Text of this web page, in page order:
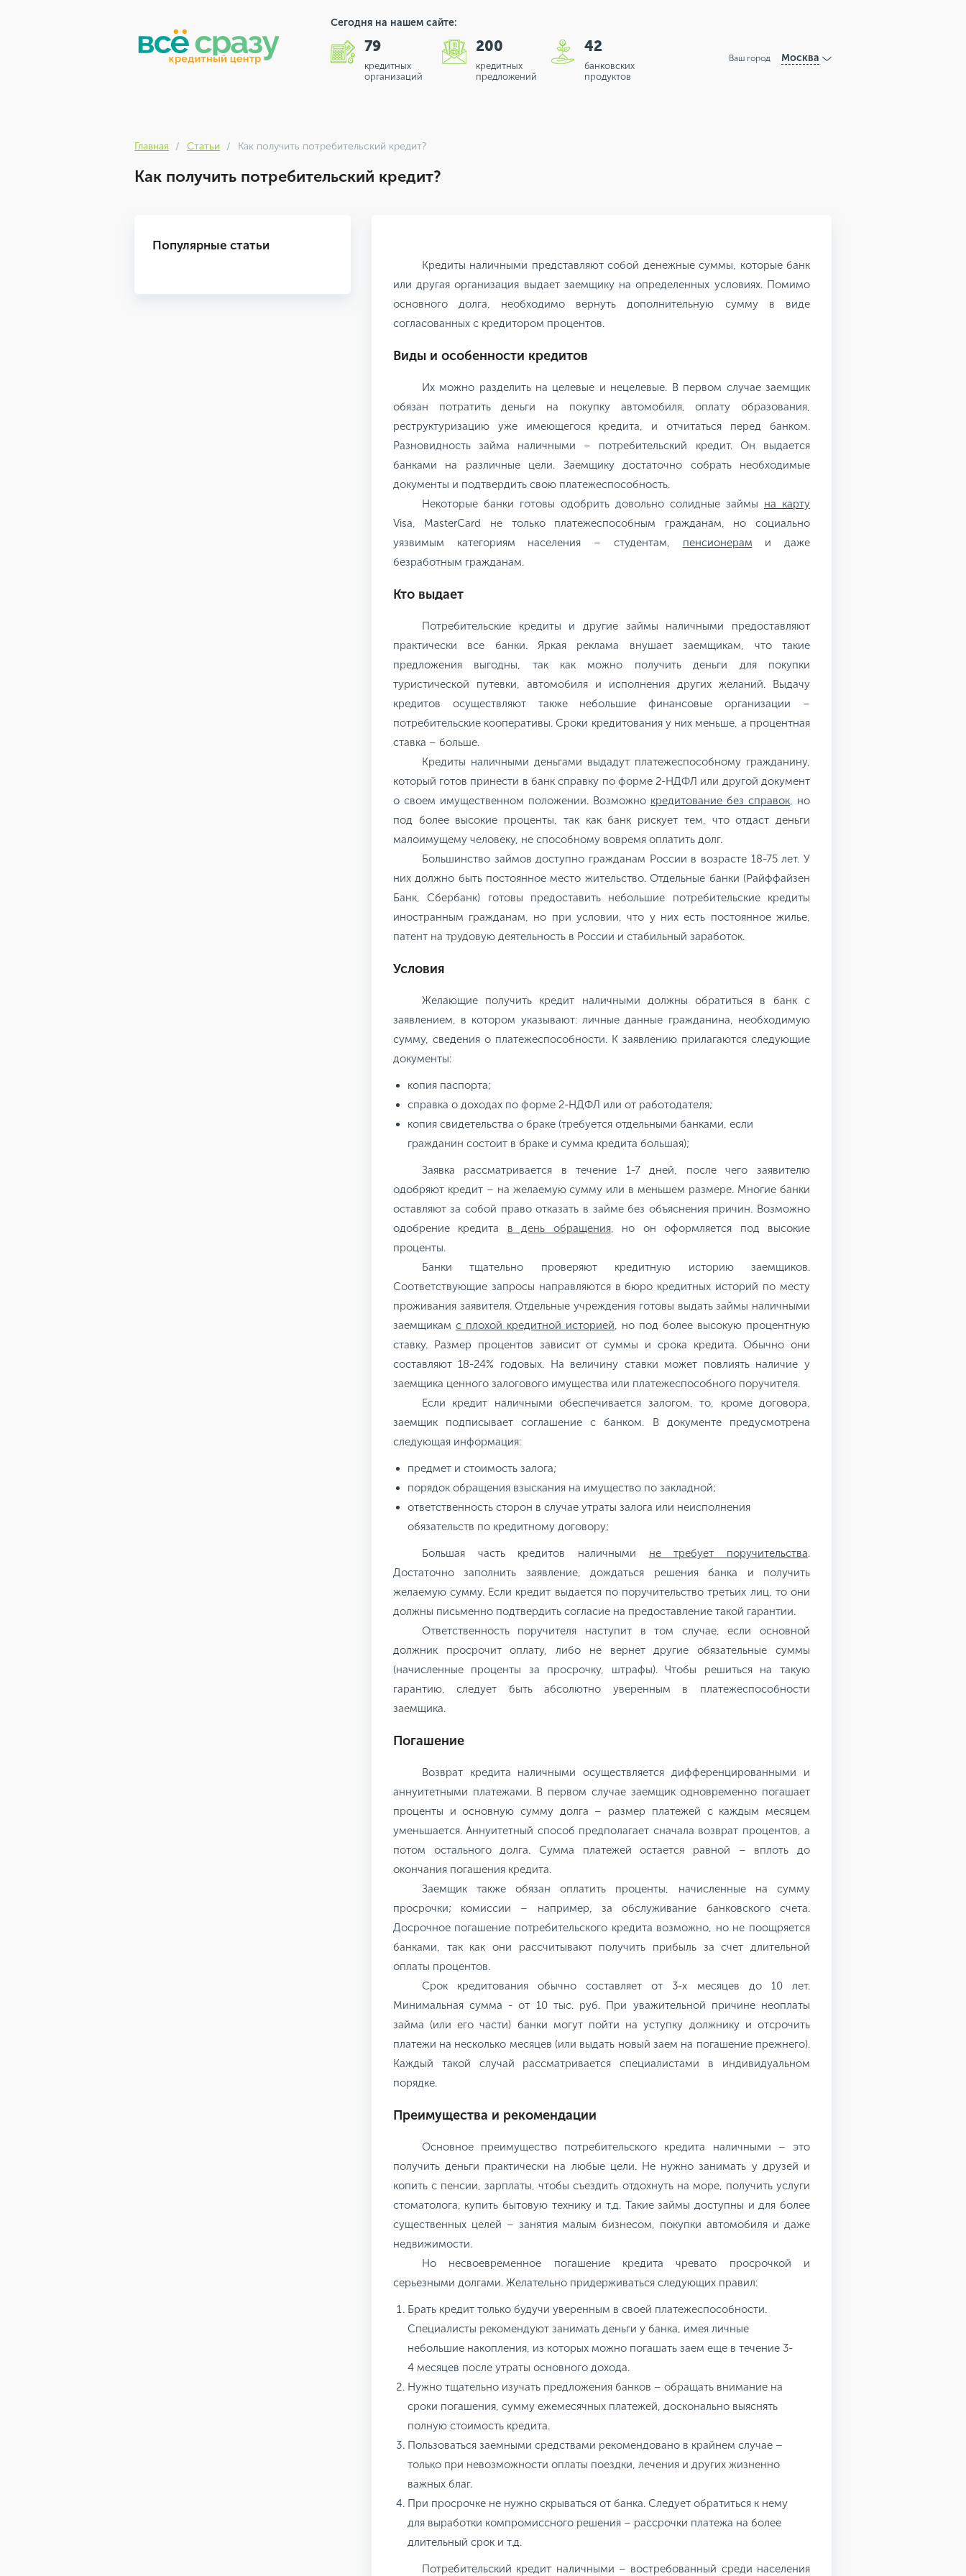
Сегодня на нашем сайте:
79
кредитных
организаций
200
кредитных
предложений
42
банковских
продуктов
Ваш город Москва
Главная Статьи Как получить потребительский кредит?
Как получить потребительский кредит?
Популярные статьи
Кредиты наличными представляют собой денежные суммы, которые банк
или другая организация выдает заемщику на определенных условиях. Помимо
основного долга, необходимо вернуть дополнительную сумму в виде
согласованных с кредитором процентов.
Виды и особенности кредитов
Их можно разделить на целевые и нецелевые. В первом случае заемщик
обязан потратить деньги на покупку автомобиля, оплату образования,
реструктуризацию уже имеющегося кредита, и отчитаться перед банком.
Разновидность займа наличными – потребительский кредит. Он выдается
банками на различные цели. Заемщику достаточно собрать необходимые
документы и подтвердить свою платежеспособность.
Некоторые банки готовы одобрить довольно солидные займы на карту
Visa, MasterCard не только платежеспособным гражданам, но социально
уязвимым категориям населения – студентам, пенсионерам и даже
безработным гражданам.
Кто выдает
Потребительские кредиты и другие займы наличными предоставляют
практически все банки. Яркая реклама внушает заемщикам, что такие
предложения выгодны, так как можно получить деньги для покупки
туристической путевки, автомобиля и исполнения других желаний. Выдачу
кредитов осуществляют также небольшие финансовые организации –
потребительские кооперативы. Сроки кредитования у них меньше, а процентная
ставка – больше.
Кредиты наличными деньгами выдадут платежеспособному гражданину,
который готов принести в банк справку по форме 2-НДФЛ или другой документ
о своем имущественном положении. Возможно кредитование без справок, но
под более высокие проценты, так как банк рискует тем, что отдаст деньги
малоимущему человеку, не способному вовремя оплатить долг.
Большинство займов доступно гражданам России в возрасте 18-75 лет. У
них должно быть постоянное место жительство. Отдельные банки (Райффайзен
Банк, Сбербанк) готовы предоставить небольшие потребительские кредиты
иностранным гражданам, но при условии, что у них есть постоянное жилье,
патент на трудовую деятельность в России и стабильный заработок.
Условия
Желающие получить кредит наличными должны обратиться в банк с
заявлением, в котором указывают: личные данные гражданина, необходимую
сумму, сведения о платежеспособности. К заявлению прилагаются следующие
документы:
копия паспорта;
справка о доходах по форме 2-НДФЛ или от работодателя;
копия свидетельства о браке (требуется отдельными банками, если
гражданин состоит в браке и сумма кредита большая);
Заявка рассматривается в течение 1-7 дней, после чего заявителю
одобряют кредит – на желаемую сумму или в меньшем размере. Многие банки
оставляют за собой право отказать в займе без объяснения причин. Возможно
одобрение кредита в день обращения, но он оформляется под высокие
проценты.
Банки тщательно проверяют кредитную историю заемщиков.
Соответствующие запросы направляются в бюро кредитных историй по месту
проживания заявителя. Отдельные учреждения готовы выдать займы наличными
заемщикам с плохой кредитной историей, но под более высокую процентную
ставку. Размер процентов зависит от суммы и срока кредита. Обычно они
составляют 18-24% годовых. На величину ставки может повлиять наличие у
заемщика ценного залогового имущества или платежеспособного поручителя.
Если кредит наличными обеспечивается залогом, то, кроме договора,
заемщик подписывает соглашение с банком. В документе предусмотрена
следующая информация:
предмет и стоимость залога;
порядок обращения взыскания на имущество по закладной;
ответственность сторон в случае утраты залога или неисполнения
обязательств по кредитному договору;
Большая часть кредитов наличными не требует поручительства.
Достаточно заполнить заявление, дождаться решения банка и получить
желаемую сумму. Если кредит выдается по поручительство третьих лиц, то они
должны письменно подтвердить согласие на предоставление такой гарантии.
Ответственность поручителя наступит в том случае, если основной
должник просрочит оплату, либо не вернет другие обязательные суммы
(начисленные проценты за просрочку, штрафы). Чтобы решиться на такую
гарантию, следует быть абсолютно уверенным в платежеспособности
заемщика.
Погашение
Возврат кредита наличными осуществляется дифференцированными и
аннуитетными платежами. В первом случае заемщик одновременно погашает
проценты и основную сумму долга – размер платежей с каждым месяцем
уменьшается. Аннуитетный способ предполагает сначала возврат процентов, а
потом остального долга. Сумма платежей остается равной – вплоть до
окончания погашения кредита.
Заемщик также обязан оплатить проценты, начисленные на сумму
просрочки; комиссии – например, за обслуживание банковского счета.
Досрочное погашение потребительского кредита возможно, но не поощряется
банками, так как они рассчитывают получить прибыль за счет длительной
оплаты процентов.
Срок кредитования обычно составляет от 3-х месяцев до 10 лет.
Минимальная сумма - от 10 тыс. руб. При уважительной причине неоплаты
займа (или его части) банки могут пойти на уступку должнику и отсрочить
платежи на несколько месяцев (или выдать новый заем на погашение прежнего).
Каждый такой случай рассматривается специалистами в индивидуальном
порядке.
Преимущества и рекомендации
Основное преимущество потребительского кредита наличными – это
получить деньги практически на любые цели. Не нужно занимать у друзей и
копить с пенсии, зарплаты, чтобы съездить отдохнуть на море, получить услуги
стоматолога, купить бытовую технику и т.д. Такие займы доступны и для более
существенных целей – занятия малым бизнесом, покупки автомобиля и даже
недвижимости.
Но несвоевременное погашение кредита чревато просрочкой и
серьезными долгами. Желательно придерживаться следующих правил:
Брать кредит только будучи уверенным в своей платежеспособности.
Специалисты рекомендуют занимать деньги у банка, имея личные
небольшие накопления, из которых можно погашать заем еще в течение 3-
4 месяцев после утраты основного дохода.
Нужно тщательно изучать предложения банков – обращать внимание на
сроки погашения, сумму ежемесячных платежей, досконально выяснять
полную стоимость кредита.
Пользоваться заемными средствами рекомендовано в крайнем случае –
только при невозможности оплаты поездки, лечения и других жизненно
важных благ.
При просрочке не нужно скрываться от банка. Следует обратиться к нему
для выработки компромиссного решения – рассрочки платежа на более
длительный срок и т.д.
Потребительский кредит наличными – востребованный среди населения